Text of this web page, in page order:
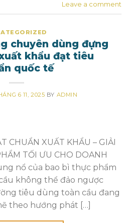
Leave a comment
chuyên dùng đựng
khẩu đạt tiêu
quốc tế
6 11, 2025 BY ADMIN
CHUẨN XUẤT KHẨU – GIẢI
TỐI ƯU CHO DOANH
nổ của bao bì thực phẩm
không thể đảo ngược
tiêu dùng toàn cầu đang
theo hướng phát […]